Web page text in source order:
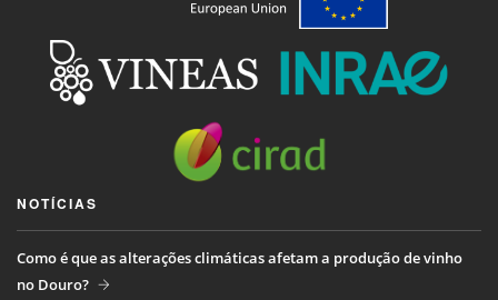
NOTÍCIAS
Como é que as alterações climáticas afetam a produção de vinho
no Douro?